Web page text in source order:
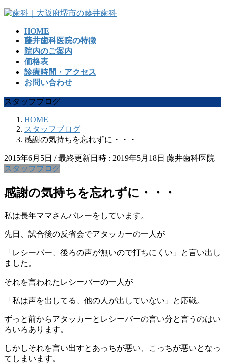
コ
ッ
プ
ナ
移
動
HOME
藤井歯科医院の特徴
院内のご案内
価格表
診療時間・アクセス
お問い合わせ
スタッフブログ
HOME
スタッフブログ
感謝の気持ちを忘れずに・・・
2015年6月5日 / 最終更新日時 : 2019年5月18日 藤井歯科医院
スタッフブログ
感謝の気持ちを忘れずに・・・
私は長年ママさんバレーをしています。
先日、試合後の反省会でアタッカーの一人が
「レシーバー、後ろの声が無いので打ちにくい」と言い出し
ました。
それを言われたレシーバーの一人が
「私は声を出してる、他の人が出していない」と応戦。
ずっと前からアタッカーとレシーバーの言い分と言うのはい
ろいろあります。
しかしそれを言い出すとあっちが悪い、こっちが悪いとなっ
てしまいます。